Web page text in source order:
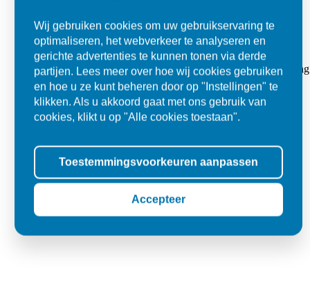
Super
"Goed geholpen bij aankoop en zeer klantvriendelijk. De
tegels voor in de tuin."
Jolanda
Wij gebruiken cookies om uw gebruikservaring te
optimaliseren, het webverkeer te analyseren en
gerichte advertenties te kunnen tonen via derde
partijen. Lees meer over hoe wij cookies gebruiken
en hoe u ze kunt beheren door op "Instellingen" te
klikken. Als u akkoord gaat met ons gebruik van
cookies, klikt u op "Alle cookies toestaan".
Toestemmingsvoorkeuren aanpassen
Accepteer